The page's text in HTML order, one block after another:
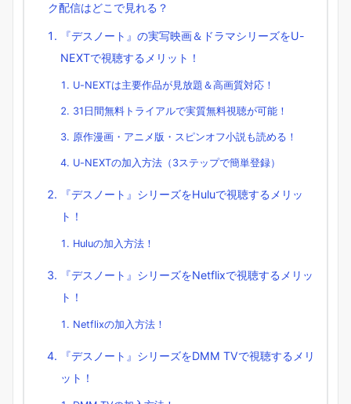
ク配信はどこで見れる？
『デスノート』の実写映画＆ドラマシリーズをU-
NEXTで視聴するメリット！
U-NEXTは主要作品が見放題＆高画質対応！
31日間無料トライアルで実質無料視聴が可能！
原作漫画・アニメ版・スピンオフ小説も読める！
U-NEXTの加入方法（3ステップで簡単登録）
『デスノート』シリーズをHuluで視聴するメリッ
ト！
Huluの加入方法！
『デスノート』シリーズをNetflixで視聴するメリッ
ト！
Netflixの加入方法！
『デスノート』シリーズをDMM TVで視聴するメリ
ット！